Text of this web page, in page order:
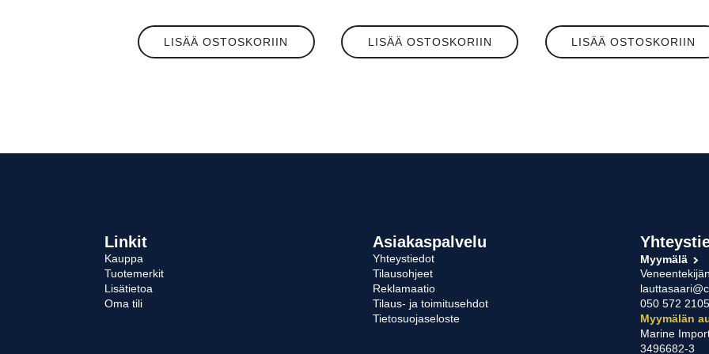
LISÄÄ OSTOSKORIIN LISÄÄ OSTOSKORIIN LISÄÄ OSTOSKORIIN
Linkit
Kauppa
Tuotemerkit
Lisätietoa
Oma tili
Asiakaspalvelu
Yhteystiedot
Tilausohjeet
Reklamaatio
Tilaus- ja toimitusehdot
Tietosuojaseloste
Myymälä
050 572 2105
Myymälän
Marine
3496682-3